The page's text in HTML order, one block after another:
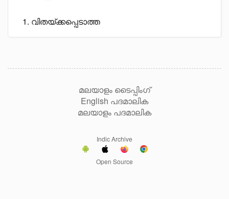
വിതയ്ക്കപ്പെടാത്ത
മലയാളം ടൈപ്പിംഗ്
English പദമാലിക
മലയാളം പദമാലിക
Indic Archive
Open Source